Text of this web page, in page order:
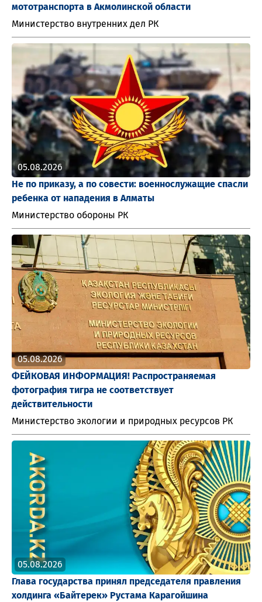
мототранспорта в Акмолинской области
Министерство внутренних дел РК
05.08.2026
Не по приказу, а по совести: военнослужащие спасли
ребенка от нападения в Алматы
Министерство обороны РК
05.08.2026
ФЕЙКОВАЯ ИНФОРМАЦИЯ! Распространяемая
фотография тигра не соответствует
действительности
Министерство экологии и природных ресурсов РК
05.08.2026
Глава государства принял председателя правления
холдинга «Байтерек» Рустама Карагойшина